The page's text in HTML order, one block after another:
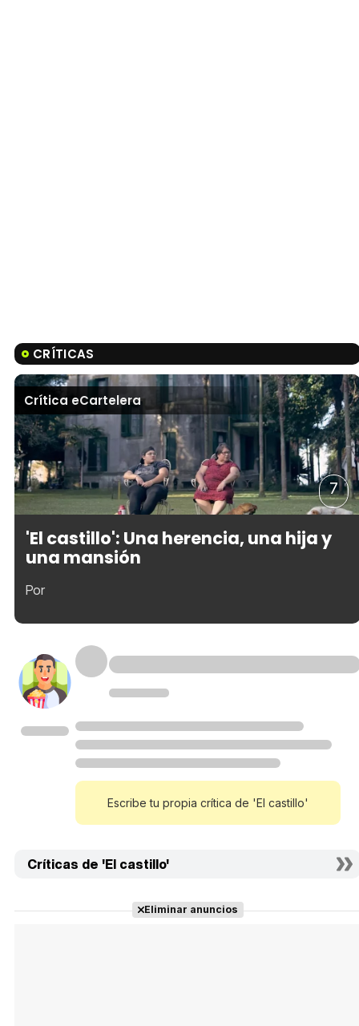
CRÍTICAS
Crítica eCartelera
7
'El castillo': Una herencia, una hija y
una mansión
Por
Escribe tu propia crítica de 'El castillo'
Críticas de 'El castillo'
Eliminar anuncios